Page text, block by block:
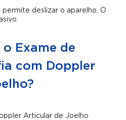
deslizar o aparelho. O
o Exame de
com Doppler
Articular de Joelho